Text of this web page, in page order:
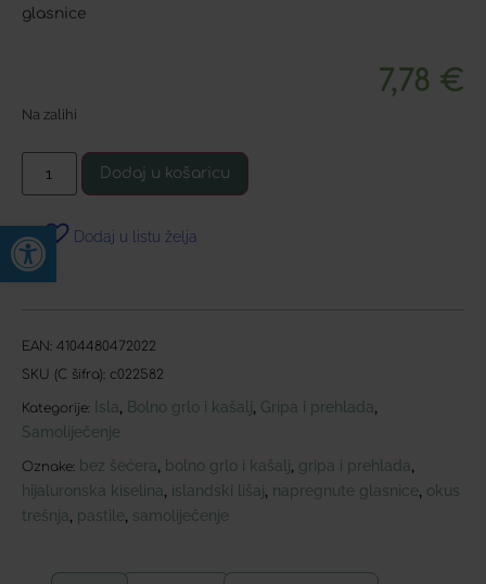
Open toolbar
glasnice
7,78 €
Na zalihi
Dodaj u košaricu
Dodaj u listu želja
EAN: 4104480472022
SKU (C šifra): c022582
Kategorije: Isla Bolno grlo i kašalj Gripa i prehlada
Samoliječenje
Oznake: bez šećera bolno grlo i kašalj gripa i prehlada
hijaluronska kiselina islandski lišaj napregnute glasnice okus
trešnja pastile samoliječenje